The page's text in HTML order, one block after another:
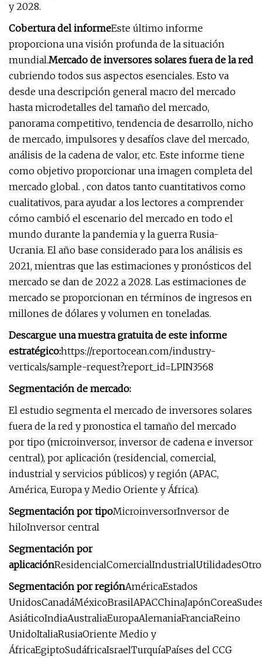
y 2028.
Cobertura del informeEste último informe
proporciona una visión profunda de la situación
mundial.Mercado de inversores solares fuera de la red
cubriendo todos sus aspectos esenciales. Esto va
desde una descripción general macro del mercado
hasta microdetalles del tamaño del mercado,
panorama competitivo, tendencia de desarrollo, nicho
de mercado, impulsores y desafíos clave del mercado,
análisis de la cadena de valor, etc. Este informe tiene
como objetivo proporcionar una imagen completa del
mercado global. , con datos tanto cuantitativos como
cualitativos, para ayudar a los lectores a comprender
cómo cambió el escenario del mercado en todo el
mundo durante la pandemia y la guerra Rusia-
Ucrania. El año base considerado para los análisis es
2021, mientras que las estimaciones y pronósticos del
mercado se dan de 2022 a 2028. Las estimaciones de
mercado se proporcionan en términos de ingresos en
millones de dólares y volumen en toneladas.
Descargue una muestra gratuita de este informe
estratégico:https://reportocean.com/industry-
verticals/sample-request?report_id=LPIN3568
Segmentación de mercado:
El estudio segmenta el mercado de inversores solares
fuera de la red y pronostica el tamaño del mercado
por tipo (microinversor, inversor de cadena e inversor
central), por aplicación (residencial, comercial,
industrial y servicios públicos) y región (APAC,
América, Europa y Medio Oriente y África).
Segmentación por tipoMicroinversorInversor de
hiloInversor central
Segmentación por
aplicación
Segmentación por regiónAméricaEstados
AsiáticoIndiaAustraliaEuropaAlemaniaFranciaReino
UnidoItaliaRusiaOriente Medio y
ÁfricaEgiptoSudáfricaIsraelTurquíaPaíses del CCG